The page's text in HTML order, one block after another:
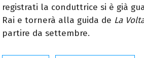
registrati la conduttrice si è già
Rai e tornerà alla guida de La
partire da settembre.